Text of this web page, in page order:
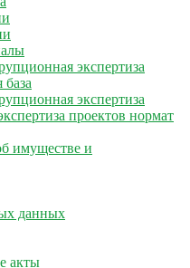
экспертиза
экспертиза
проектов нормат
имуществе и
данных
акты